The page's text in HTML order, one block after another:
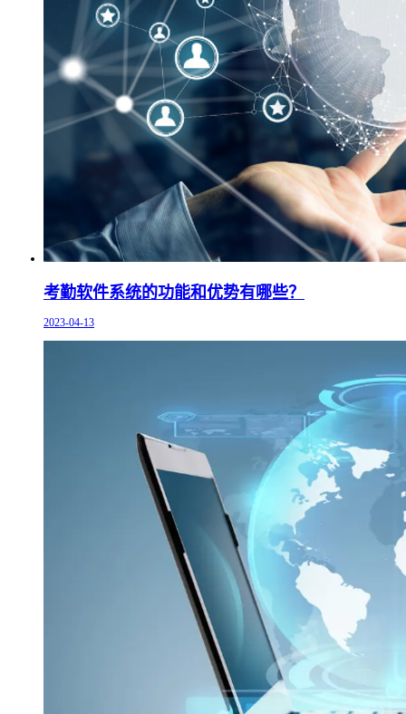
考勤软件系统的功能和优势有哪些？
2023-04-13